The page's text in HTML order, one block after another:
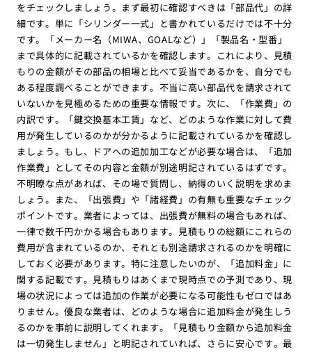
をチェックしましょう。まず最初に確認すべきは「部品代」の詳
細です。単に「シリンダー一式」と書かれているだけでは不十分
です。「メーカー名（MIWA、GOALなど）」「製品名・型番」
まで具体的に記載されているかを確認します。これにより、見積
もりの金額がその部品の相場と比べて妥当であるかを、自分でも
ある程度調べることができます。不当に高い部品代を請求されて
いないかを見極めるための重要な情報です。次に、「作業費」の
内訳です。「鍵交換基本工賃」など、どのような作業に対して費
用が発生しているのかが分かるように記載されているかを確認し
ましょう。もし、ドアへの追加加工などが必要な場合は、「追加
作業費」としてその内容と金額が別途明記されているはずです。
不明瞭な点があれば、その場で質問し、納得のいく説明を求めま
しょう。また、「出張費」や「諸経費」の有無も重要なチェック
ポイントです。業者によっては、出張費が無料の場合もあれば、
一律で数千円かかる場合もあります。見積もりの総額にこれらの
費用が含まれているのか、それとも別途請求されるのかを明確に
しておく必要があります。特に注意したいのが、「追加料金」に
関する記載です。見積もりはあくまで現時点での予測であり、現
場の状況によっては追加の作業が必要になる可能性もゼロではあ
りません。優良な業者は、どのような場合に追加料金が発生しう
るのかを事前に説明してくれます。「見積もり金額から追加料金
は一切発生しません」と明記されていれば、さらに安心です。最